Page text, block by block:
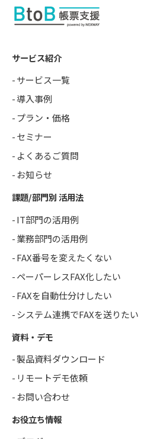
サービス紹介
サービス一覧
導入事例
プラン・価格
セミナー
よくあるご質問
お知らせ
課題/部門別 活用法
IT部門の活用例
業務部門の活用例
FAX番号を変えたくない
ペーパーレスFAX化したい
FAXを自動仕分けしたい
システム連携でFAXを送りたい
資料・デモ
製品資料ダウンロード
リモートデモ依頼
お問い合わせ
お役立ち情報